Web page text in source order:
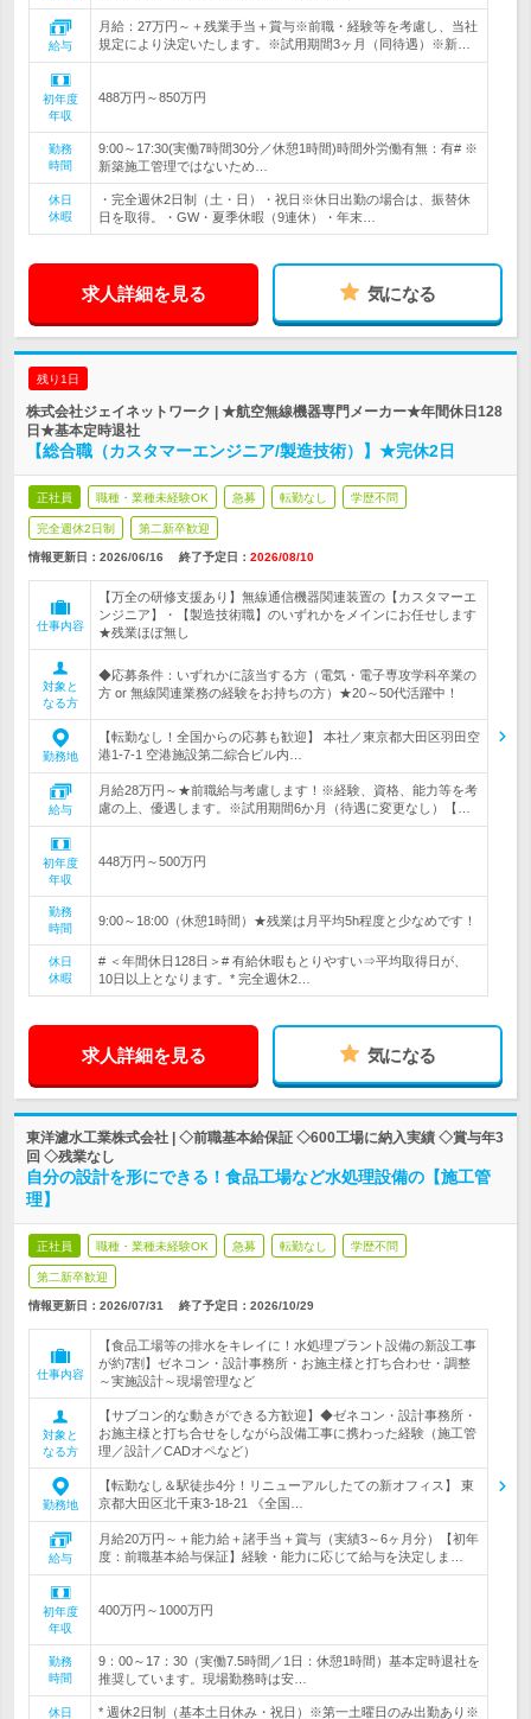
給与
月給：27万円～＋残業手当＋賞与※前職・経験等を考慮し、当社
規定により決定いたします。※試用期間3ヶ月（同待遇）※新…
初年度
年収
488万円～850万円
勤務
時間
9:00～17:30(実働7時間30分／休憩1時間)時間外労働有無：有# ※
新築施工管理ではないため…
休日
休暇
・完全週休2日制（土・日）・祝日※休日出勤の場合は、振替休
日を取得。・GW・夏季休暇（9連休）・年末…
求人詳細を見る 気になる
残り1日
株式会社ジェイネットワーク | ★航空無線機器専門メーカー★年間休日128
日★基本定時退社
【総合職（カスタマーエンジニア/製造技術）】★完休2日
正社員 職種・業種未経験OK 急募 転勤なし 学歴不問
完全週休2日制 第二新卒歓迎
情報更新日：2026/06/16 終了予定日： 2026/08/10
仕事内容
【万全の研修支援あり】無線通信機器関連装置の【カスタマーエ
ンジニア】・【製造技術職】のいずれかをメインにお任せします
★残業ほぼ無し
対象と
なる方
◆応募条件：いずれかに該当する方（電気・電子専攻学科卒業の
方 or 無線関連業務の経験をお持ちの方）★20～50代活躍中！
勤務地
【転勤なし！全国からの応募も歓迎】 本社／東京都大田区羽田空
港1-7-1 空港施設第二綜合ビル内…
給与
月給28万円～★前職給与考慮します！※経験、資格、能力等を考
慮の上、優遇します。※試用期間6か月（待遇に変更なし）【…
初年度
年収
448万円～500万円
勤務
時間
9:00～18:00（休憩1時間）★残業は月平均5h程度と少なめです！
休日
休暇
# ＜年間休日128日＞# 有給休暇もとりやすい⇒平均取得日が、
10日以上となります。* 完全週休2…
求人詳細を見る 気になる
東洋濾水工業株式会社 | ◇前職基本給保証 ◇600工場に納入実績 ◇賞与年3
回 ◇残業なし
自分の設計を形にできる！食品工場など水処理設備の【施工管
理】
正社員 職種・業種未経験OK 急募 転勤なし 学歴不問
第二新卒歓迎
情報更新日：2026/07/31 終了予定日： 2026/10/29
仕事内容
【食品工場等の排水をキレイに！水処理プラント設備の新設工事
が約7割】ゼネコン・設計事務所・お施主様と打ち合わせ・調整
～実施設計～現場管理など
対象と
なる方
【サブコン的な動きができる方歓迎】◆ゼネコン・設計事務所・
お施主様と打ち合せをしながら設備工事に携わった経験（施工管
理／設計／CADオペなど）
勤務地
【転勤なし＆駅徒歩4分！リニューアルしたての新オフィス】 東
京都大田区北千束3-18-21 《全国…
給与
月給20万円～＋能力給＋諸手当＋賞与（実績3～6ヶ月分）【初年
度：前職基本給与保証】経験・能力に応じて給与を決定しま…
初年度
年収
400万円～1000万円
勤務
時間
9：00～17：30（実働7.5時間／1日：休憩1時間）基本定時退社を
推奨しています。現場勤務時は安…
休日 * 週休2日制（基本土日休み・祝日）※第一土曜日のみ出勤あり※